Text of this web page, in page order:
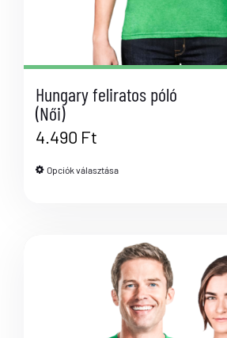
Hungary feliratos póló
(Női)
4.490 Ft
Opciók választása